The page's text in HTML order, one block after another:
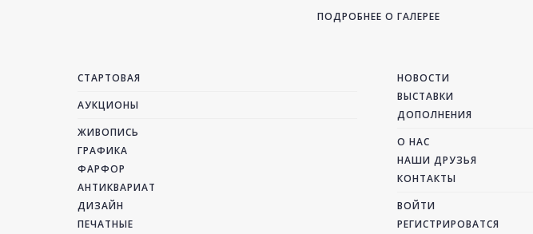
ПОДРОБНЕЕ О ГАЛЕРЕЕ
СТАРТОВАЯ
АУКЦИОНЫ
ЖИВОПИСЬ
ГРАФИКА
ФАРФОР
АНТИКВАРИАТ
ДИЗАЙН
ПЕЧАТНЫЕ
НОВОСТИ
ВЫСТАВКИ
ДОПОЛНЕНИЯ
О НАС
НАШИ ДРУЗЬЯ
КОНТАКТЫ
ВОЙТИ
РЕГИСТРИРОВАТСЯ